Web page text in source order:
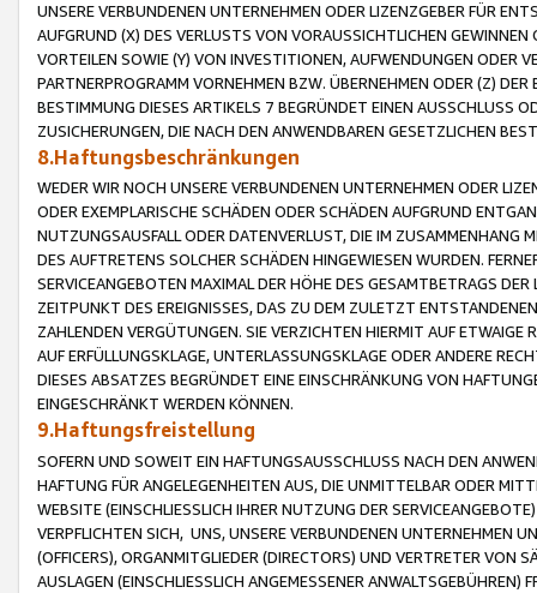
UNSERE VERBUNDENEN UNTERNEHMEN ODER LIZENZGEBER FÜR
AUFGRUND (X) DES VERLUSTS VON VORAUSSICHTLICHEN
VORTEILEN SOWIE (Y) VON INVESTITIONEN, AUFWENDUNGEN ODER
PARTNERPROGRAMM VORNEHMEN BZW. ÜBERNEHMEN ODER (Z)
BESTIMMUNG DIESES ARTIKELS 7 BEGRÜNDET EINEN AUSSCHLUSS
ZUSICHERUNGEN, DIE NACH DEN ANWENDBAREN GESETZLICHEN
8.Haftungsbeschränkungen
WEDER WIR NOCH UNSERE VERBUNDENEN UNTERNEHMEN ODER
ODER EXEMPLARISCHE SCHÄDEN ODER SCHÄDEN AUFGRUND
NUTZUNGSAUSFALL ODER DATENVERLUST, DIE IM ZUSAMMENHANG
DES AUFTRETENS SOLCHER SCHÄDEN HINGEWIESEN WURDEN.
SERVICEANGEBOTEN MAXIMAL DER HÖHE DES GESAMTBETRAGS
ZEITPUNKT DES EREIGNISSES, DAS ZU DEM ZULETZT
ZAHLENDEN VERGÜTUNGEN. SIE VERZICHTEN HIERMIT AUF
AUF ERFÜLLUNGSKLAGE, UNTERLASSUNGSKLAGE ODER ANDERE
DIESES ABSATZES BEGRÜNDET EINE EINSCHRÄNKUNG VON
EINGESCHRÄNKT WERDEN KÖNNEN.
9.Haftungsfreistellung
SOFERN UND SOWEIT EIN HAFTUNGSAUSSCHLUSS NACH DEN
HAFTUNG FÜR ANGELEGENHEITEN AUS, DIE UNMITTELBAR ODER
WEBSITE (EINSCHLIESSLICH IHRER NUTZUNG DER
VERPFLICHTEN SICH, UNS, UNSERE VERBUNDENEN UNTERNEHMEN
(OFFICERS), ORGANMITGLIEDER (DIRECTORS) UND VERTRETER VON
AUSLAGEN (EINSCHLIESSLICH ANGEMESSENER